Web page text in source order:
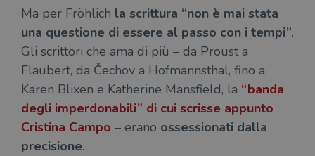
Ma per Fröhlich la scrittura “non è mai stata
una questione di essere al passo con i tempi”.
Gli scrittori che ama di più – da Proust a
Flaubert, da Čechov a Hofmannsthal, fino a
Karen Blixen e Katherine Mansfield, la “banda
degli imperdonabili” di cui scrisse appunto
Cristina Campo – erano ossessionati dalla
precisione.